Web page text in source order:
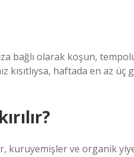
bağlı olarak koşun,
kısıtlıysa, haftada en az üç
kuruyemişler ve organik